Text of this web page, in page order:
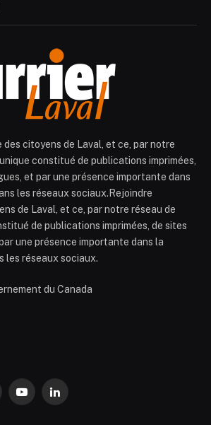
des citoyens de Laval, et ce, par notre
constitué de publications imprimées,
et par une présence importante dans
les réseaux sociaux.Rejoindre
de Laval, et ce, par notre réseau de
de publications imprimées, de sites
une présence importante dans la
les réseaux sociaux.
du Canada
YouTubeLinkedIn